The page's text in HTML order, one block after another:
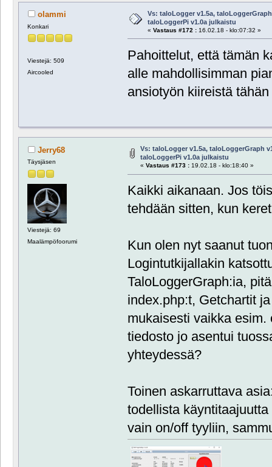
olammi
Konkari
Viestejä: 509
Aircooled
Vs: taloLogger v1.5a, taloLoggerGraph
taloLoggerPi v1.0a julkaistu
« Vastaus #172 :16.02.18 - klo:07:32 »
Pahoittelut, että tämän
alle mahdollisimman
ansiotyön kiireistä
Jerry68
Täysjäsen
Viestejä: 69
Maalämpöfoorumi
Vs: taloLogger v1.5a, taloLoggerGraph
taloLoggerPi v1.0a julkaistu
« Vastaus #173 :19.02.18 - klo:18:40 »
Kaikki aikanaan. Jos
tehdään sitten, kun
Kun olen nyt saanut
Logintutkijallakin
TaloLoggerGraph:ia,
index.php:t, Getchartit
mukaisesti vaikka
tiedosto jo asentui
yhteydessä?
Toinen askarruttava
todellista
vain on/off tyyliin,